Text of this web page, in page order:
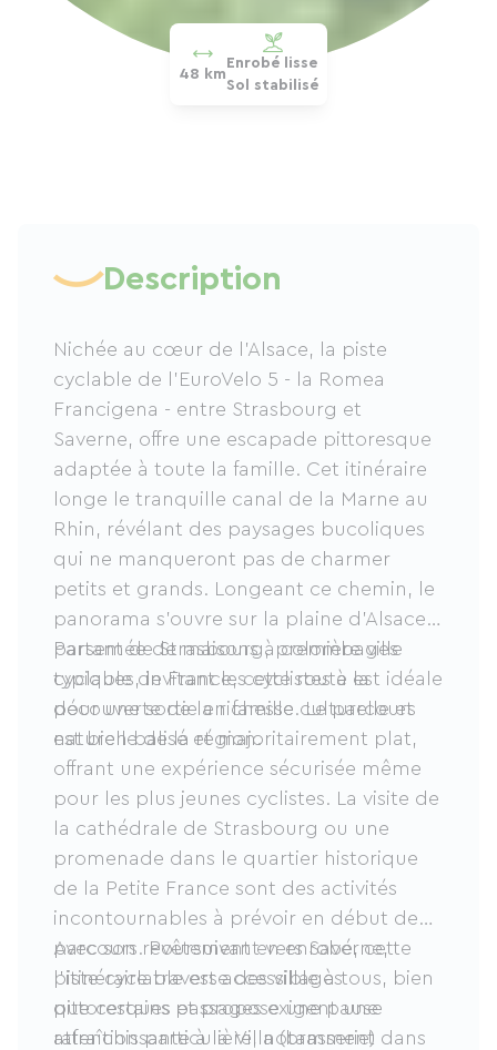
48 km
Enrobé lisse
Sol stabilisé
Description
Nichée au cœur de l'Alsace, la piste
cyclable de l'EuroVelo 5 - la Romea
Francigena - entre Strasbourg et
Saverne, offre une escapade pittoresque
adaptée à toute la famille. Cet itinéraire
longe le tranquille canal de la Marne au
Rhin, révélant des paysages bucoliques
qui ne manqueront pas de charmer
petits et grands. Longeant ce chemin, le
panorama s'ouvre sur la plaine d’Alsace,
parsemée de maisons à colombages
typiques, invitant les cyclistes à la
découverte de la richesse culturelle et
naturelle de la région.
Partant de Strasbourg, première ville
cyclable de France, cette route est idéale
pour une sortie en famille. Le parcours
est bien balisé et majoritairement plat,
offrant une expérience sécurisée même
pour les plus jeunes cyclistes. La visite de
la cathédrale de Strasbourg ou une
promenade dans le quartier historique
de la Petite France sont des activités
incontournables à prévoir en début de
parcours. Poursuivant vers Saverne,
l'itinéraire traverse des villages
pittoresques et propose une pause
rafraîchissante à la Villa (brasserie)
Avec son revêtement en enrobé, cette
piste cyclable est accessible à tous, bien
que certains passages exigent une
attention particulière, notamment dans